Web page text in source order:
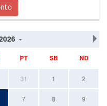
PT SB ND
31 1 2
7 8 9